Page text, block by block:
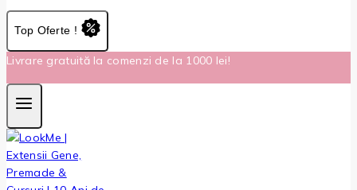
Top Oferte !
Livrare gratuită la comenzi de la 1000 lei!